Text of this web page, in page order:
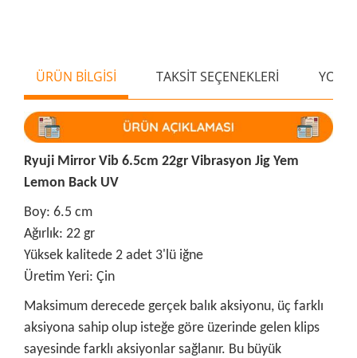
ÜRÜN BİLGİSİ TAKSİT SEÇENEKLERİ
Ryuji Mirror Vib 6.5cm 22gr Vibrasyon Jig Yem
Lemon Back UV
Boy: 6.5 cm
Ağırlık: 22 gr
Yüksek kalitede 2 adet 3'lü iğne
Üretim Yeri: Çin
Maksimum derecede gerçek balık aksiyonu, üç farklı
aksiyona sahip olup isteğe göre üzerinde gelen klips
sayesinde farklı aksiyonlar sağlanır. Bu büyük